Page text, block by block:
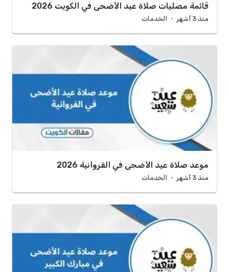
قائمة مصليات صلاة عيد الأضحى في الكويت 2026
منذ 3 أشهر الخدمات
موعد صلاة عيد الأضحى في الفروانية 2026
منذ 3 أشهر الخدمات